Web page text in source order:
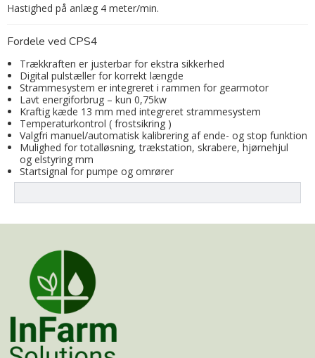
Hastighed på anlæg 4 meter/min.
Fordele ved CPS4
Trækkraften er justerbar for ekstra sikkerhed
Digital pulstæller for korrekt længde
Strammesystem er integreret i rammen for gearmotor
Lavt energiforbrug – kun 0,75kw
Kraftig kæde 13 mm med integreret strammesystem
Temperaturkontrol ( frostsikring )
Valgfri manuel/automatisk kalibrering af ende- og stop funktion
Mulighed for totalløsning, trækstation, skrabere, hjørnehjul
og elstyring mm
Startsignal for pumpe og omrører